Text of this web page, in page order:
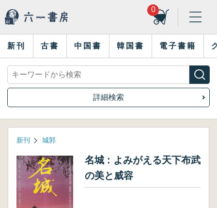
0
新刊 古書 中国書 韓国書 電子書籍
詳細検索
新刊 城郭
名城 : よみがえる天下布武
の美と威容